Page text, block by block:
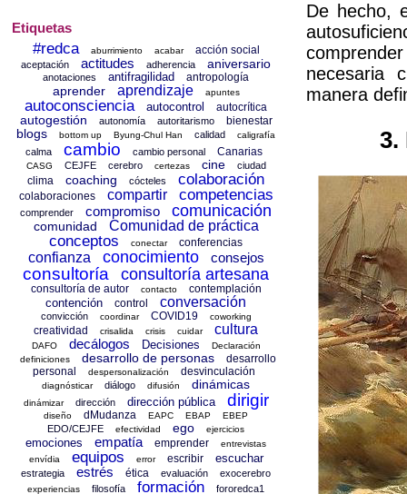
De hecho,
necesaria
manera
3.
Etiquetas
#redca aburrimiento acabar acción social
aceptación actitudes adherencia aniversario
anotaciones antifragilidad antropología
aprender aprendizaje apuntes
autoconsciencia autocontrol autocrítica
autogestión autonomía autoritarismo bienestar
blogs bottom up Byung-Chul Han calidad caligrafía
calma cambio cambio personal Canarias
CASG CEJFE cerebro certezas cine ciudad
clima coaching cócteles colaboración
colaboraciones compartir competencias
comprender compromiso comunicación
comunidad Comunidad de práctica
conceptos conectar conferencias
confianza conocimiento consejos
consultoría consultoría artesana
consultoría de autor contacto contemplación
contención control conversación
convicción coordinar COVID19 coworking
creatividad crisalida crisis cuidar cultura
DAFO decálogos Decisiones
Declaración
definiciones
desarrollo de personas
desarrollo
personal
despersonalización desvinculación
diagnósticar diálogo difusión dinámicas
dinámizar dirección dirección pública dirigir
diseño dMudanza EAPC EBAP EBEP
EDO/CEJFE efectividad ego ejercicios
emociones empatía emprender
entrevistas
envídia
equipos error escribir escuchar
estrategia estrés ética evaluación exocerebro
experiencias filosofía formación fororedca1